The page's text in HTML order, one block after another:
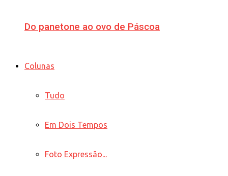
Do panetone ao ovo de Páscoa
Colunas
Tudo
Em Dois Tempos
Foto Expressão...